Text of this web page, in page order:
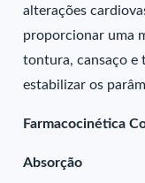
alterações
proporcionar uma
tontura, cansaço e
estabilizar os
Farmacocinética
Absorção